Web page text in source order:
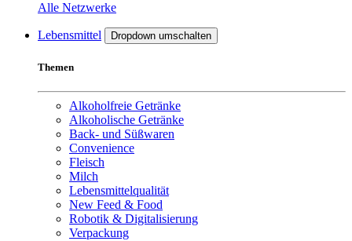
Alle Netzwerke
Lebensmittel Dropdown umschalten
Themen
Alkoholfreie Getränke
Alkoholische Getränke
Back- und Süßwaren
Convenience
Fleisch
Milch
Lebensmittelqualität
New Feed & Food
Robotik & Digitalisierung
Verpackung